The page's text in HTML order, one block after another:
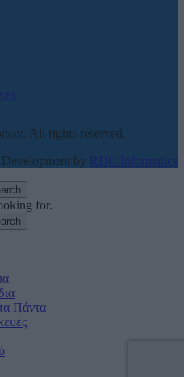
All rights reserved.
by RDC Informatics
for.
Πάντα